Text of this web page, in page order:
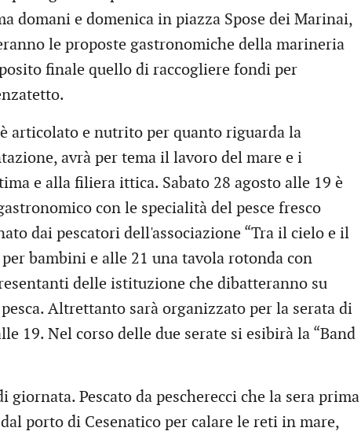
domani e domenica in piazza Spose dei Marinai,
le proposte gastronomiche della marineria
finale quello di raccogliere fondi per
articolato e nutrito per quanto riguarda la
avrà per tema il lavoro del mare e i
e alla filiera ittica. Sabato 28 agosto alle 19 è
con le specialità del pesce fresco
dai pescatori dell'associazione “Tra il cielo e il
bambini e alle 21 una tavola rotonda con
delle istituzione che dibatteranno su
Altrettanto sarà organizzato per la serata di
19. Nel corso delle due serate si esibirà la “Band
giornata. Pescato da pescherecci che la sera prima
porto di Cesenatico per calare le reti in mare,